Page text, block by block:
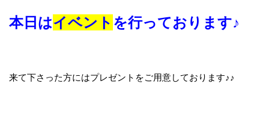
本日はイベント を行っております♪
来て下さった方にはプレゼントをご用意しております♪♪